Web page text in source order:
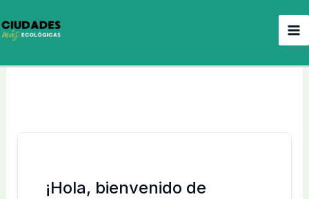
al
contenido
¡Hola, bienvenido de